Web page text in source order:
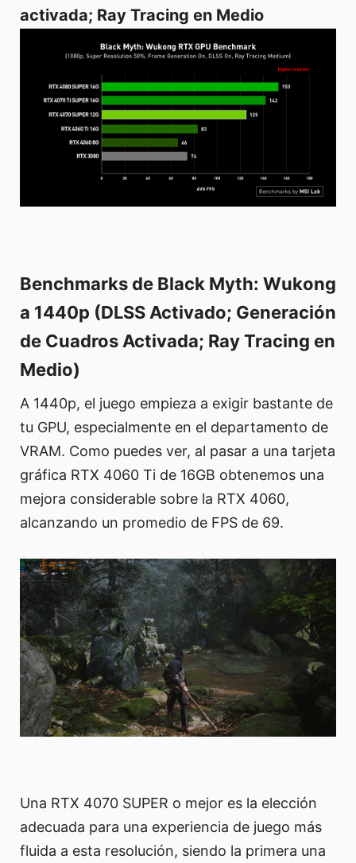
activada; Ray Tracing en Medio
Benchmarks de Black Myth: Wukong
a 1440p (DLSS Activado; Generación
de Cuadros Activada; Ray Tracing en
Medio)
A 1440p, el juego empieza a exigir bastante de
tu GPU, especialmente en el departamento de
VRAM. Como puedes ver, al pasar a una tarjeta
gráfica RTX 4060 Ti de 16GB obtenemos una
mejora considerable sobre la RTX 4060,
alcanzando un promedio de FPS de 69.
Una RTX 4070 SUPER o mejor es la elección
adecuada para una experiencia de juego más
fluida a esta resolución, siendo la primera una